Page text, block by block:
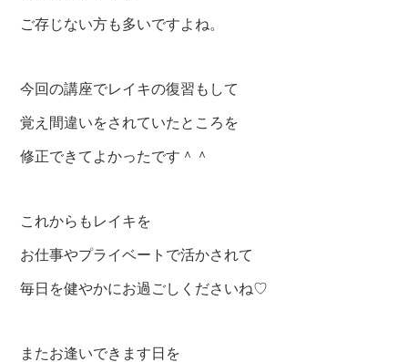
ご存じない方も多いですよね。
今回の講座でレイキの復習もして
覚え間違いをされていたところを
修正できてよかったです＾＾
これからもレイキを
お仕事やプライベートで活かされて
毎日を健やかにお過ごしくださいね♡
またお逢いできます日を